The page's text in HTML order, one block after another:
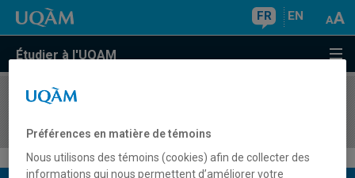
FR EN
Étudier à l'UQAM
COURS//
Préférences en matière de témoins
Nous utilisons des témoins (cookies) afin de collecter des
informations qui nous permettent d’améliorer votre